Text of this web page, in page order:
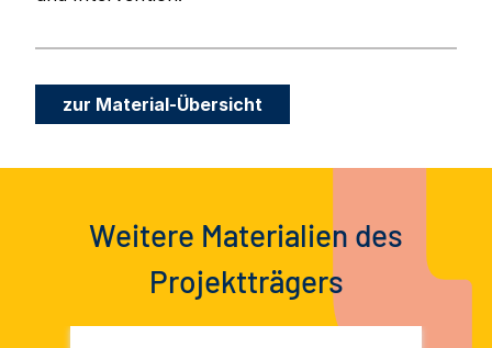
zur Material-Übersicht
Weitere Materialien des
Projektträgers